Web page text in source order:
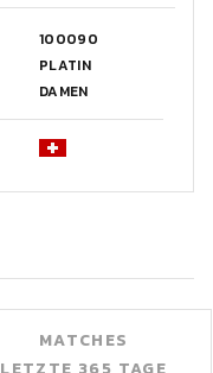
100090
PLATIN
DAMEN
MATCHES